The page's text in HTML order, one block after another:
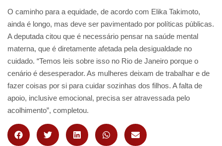
O caminho para a equidade, de acordo com Elika Takimoto,
ainda é longo, mas deve ser pavimentado por políticas públicas.
A deputada citou que é necessário pensar na saúde mental
materna, que é diretamente afetada pela desigualdade no
cuidado. “Temos leis sobre isso no Rio de Janeiro porque o
cenário é desesperador. As mulheres deixam de trabalhar e de
fazer coisas por si para cuidar sozinhas dos filhos. A falta de
apoio, inclusive emocional, precisa ser atravessada pelo
acolhimento”, completou.